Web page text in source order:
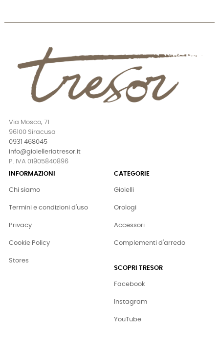
Via Mosco, 71
96100 Siracusa
0931 468045
info@gioielleriatresor.it
P. IVA 01905840896
INFORMAZIONI
Chi siamo
Termini e condizioni d'uso
Privacy
Cookie Policy
Stores
CATEGORIE
Gioielli
Orologi
Accessori
Complementi d'arredo
SCOPRI TRESOR
Facebook
Instagram
YouTube